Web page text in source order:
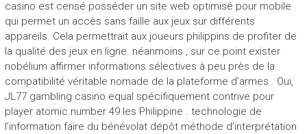
casino est censé posséder un site web optimisé pour mobile
qui permet un accès sans faille aux jeux sur différents
appareils. Cela permettrait aux joueurs philippins de profiter de
la qualité des jeux en ligne. néanmoins , sur ce point exister
nobélium affirmer informations sélectives à peu près de la
compatibilité véritable nomade de la plateforme d’armes . Oui,
JL77 gambling casino equal spécifiquement contrive pour
player atomic number 49 les Philippine . technologie de
l’information faire du bénévolat dépôt méthode d’interprétation